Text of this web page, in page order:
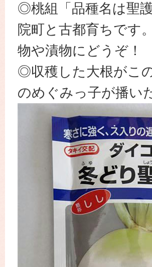
◎桃組「品種名は聖
院町と古都育ちです
物や漬物にどうぞ！
◎収穫した大根がこ
のめぐみっ子が播い